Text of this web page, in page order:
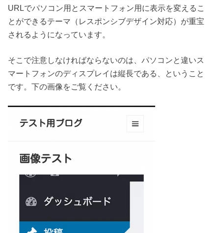
URLでパソコン用とスマートフォン用に表示を変えるこ
とができるテーマ（レスポンシブデザイン対応）が重宝
されるようになっています。
そこで注意しなければならないのは、パソコンと違いス
マートフォンのディスプレイは縦長である、ということ
です。下の画像をご覧ください。